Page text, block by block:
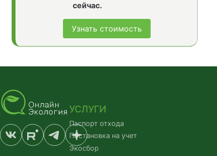
сейчас.
Узнать стоимость
УСЛУГИ
Паспорт отхода
Постановка на учет
Экосбор